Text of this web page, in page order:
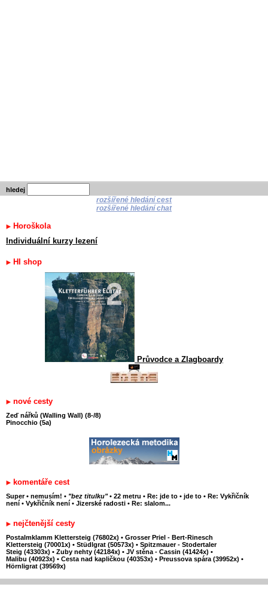
hledej
rozšířené hledání cest
rozšířené hledání chat
Horoškola
Individuální kurzy lezení
HI shop
Průvodce a Zlagboardy
nové cesty
Zeď nářků (Walling Wall) (8-/8)
Pinocchio (5a)
komentáře cest
Super • nemusím! • "bez titulku" • 22 metru • Re: jde to • jde to • Re: Vykřičník
není • Vykřičník není • Jizerské radosti • Re: slalom...
nejčtenější cesty
Postalmklamm Klettersteig (76802x) • Grosser Priel - Bert-Rinesch
Klettersteig (70001x) • Stüdlgrat (50573x) • Spitzmauer - Stodertaler
Steig (43303x) • Zuby nehty (42184x) • JV stěna - Cassin (41424x) •
Malibu (40923x) • Cesta nad kapličkou (40353x) • Preussova spára (39952x) •
Hörnligrat (39569x)